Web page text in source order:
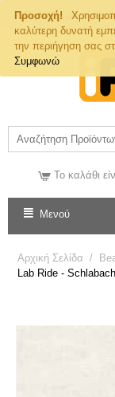
Προσοχή!
καλύτερη δυνατή
την περιήγηση σας
Συμφωνώ
Τηλ.
Το καλάθι
Μενού
Αρχική Σελίδα /
Lab Ride -